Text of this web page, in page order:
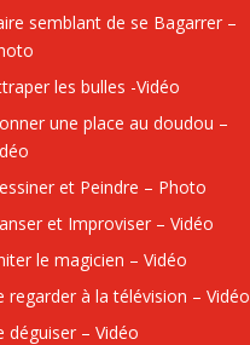
semblant de se Bagarrer –
les bulles -Vidéo
une place au doudou –
et Peindre – Photo
et Improviser – Vidéo
le magicien – Vidéo
regarder à la télévision – Vidéo
déguiser – Vidéo